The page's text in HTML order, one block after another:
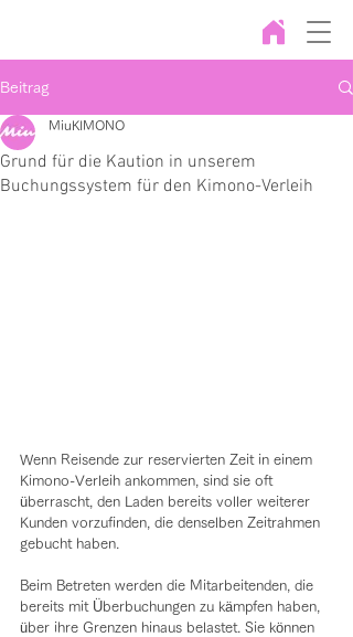
Beitrag
Grund für die Kaution in unserem
Buchungssystem für den Kimono-Verleih
MiuKIMONO
Wenn Reisende zur reservierten Zeit in einem
Kimono-Verleih ankommen, sind sie oft
überrascht, den Laden bereits voller weiterer
Kunden vorzufinden, die denselben Zeitrahmen
gebucht haben.
Beim Betreten werden die Mitarbeitenden, die
bereits mit Überbuchungen zu kämpfen haben,
über ihre Grenzen hinaus belastet. Sie können